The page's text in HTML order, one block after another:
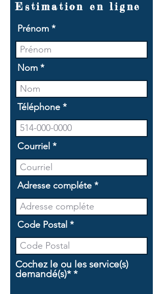
Estimation en ligne
Prénom
Nom
Téléphone
Courriel
Adresse compléte
Code Postal
Cochez le ou les service(s)
demandé(s)* *O